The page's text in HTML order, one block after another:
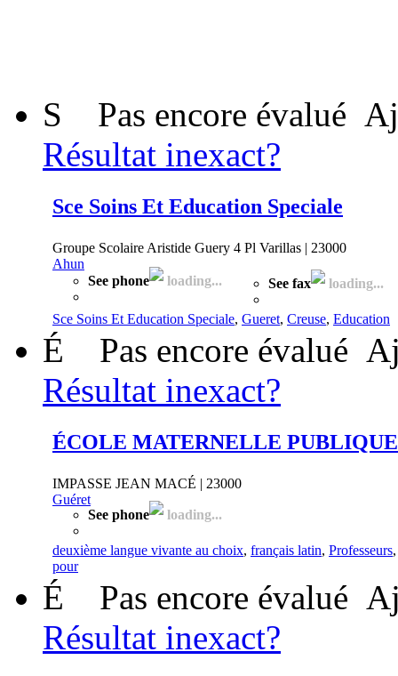
S Pas encore évalué
Résultat inexact?
Sce Soins Et Education Speciale
Groupe Scolaire Aristide Guery 4 Pl Varillas | 23000
Ahun
See phone
loading... See fax loading...
Sce Soins Et Education Speciale, Gueret, Creuse, Education
É Pas encore évalué
Résultat inexact?
ÉCOLE MATERNELLE
IMPASSE JEAN MACÉ | 23000
Guéret
See phone
loading...
deuxième langue vivante au choix, français latin, Professeurs
pour
É Pas encore évalué
Résultat inexact?